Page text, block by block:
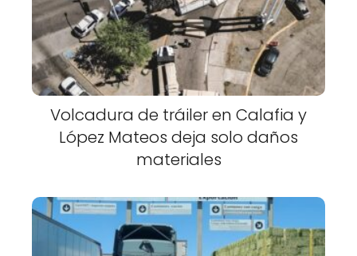
Volcadura de tráiler en Calafia y
López Mateos deja solo daños
materiales